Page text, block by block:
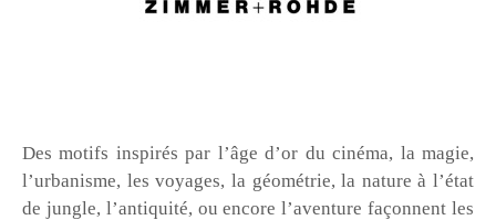
Des motifs inspirés par l’âge d’or du cinéma, la magie,
l’urbanisme, les voyages, la géométrie, la nature à l’état
de jungle, l’antiquité, ou encore l’aventure façonnent les